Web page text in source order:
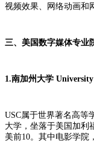
视频效果、网络动画和
三、美国数字媒体专业
1.南加州大学
USC属于世界著名高等
大学，坐落于美国加利
美前10。其中电影学院